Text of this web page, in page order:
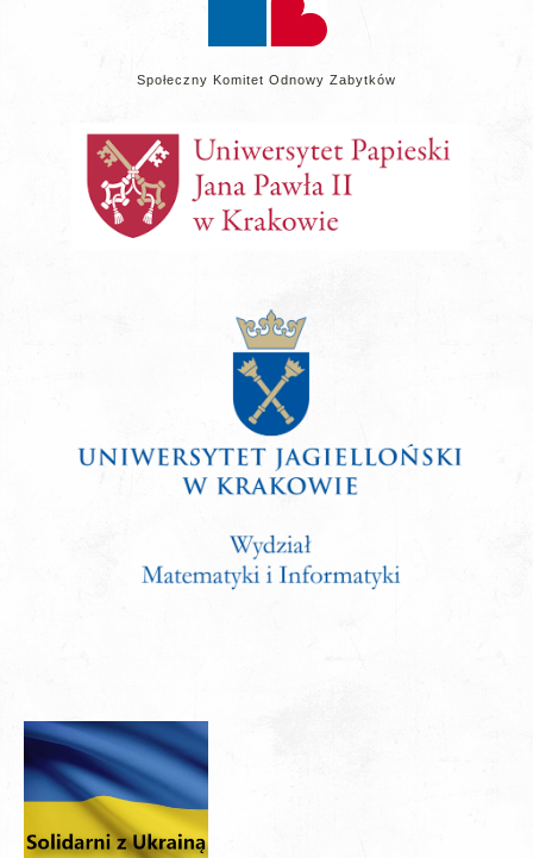
Społeczny Komitet Odnowy Zabytków